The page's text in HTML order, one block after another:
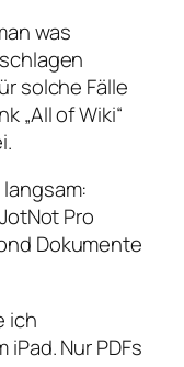
was
solche Fälle
„All of Wiki“
Pro
Dokumente
ich
Nur PDFs